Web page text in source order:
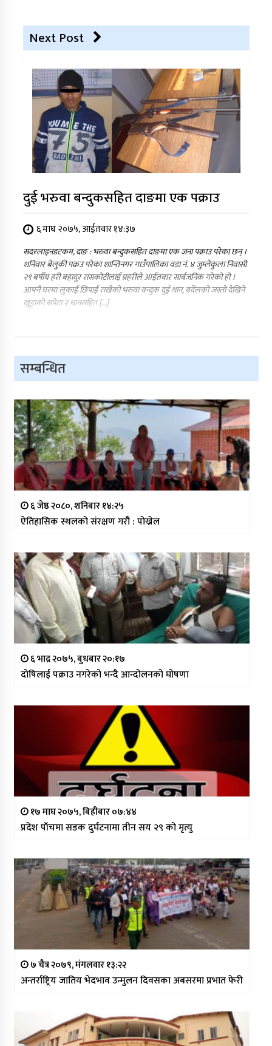
Next Post
दुई भरुवा बन्दुकसहित दाङमा एक पक्राउ
६ माघ २०७५, आईतवार १४:३७
सदरलाइनडटकम, दाङ : भरुवा बन्दुकसहित दाङमा एक जना पक्राउ परेका छन् ।
शनिवार बेलुकी पक्रउ परेका शान्तिनगर गाउँपालिका वडा नं. ४ जुम्लेकुला निवासी
२९ बर्षीय हरी बहादुर रासकोटीलाई प्रहरीले आईतवार सार्बजनिक गरेको हो ।
आफ्नै घरमा लुकाई छिपाई राखेको भरुवा वन्दुक दुई थान, बदेंलको जस्तो देखिने
खुट्टाको सपेटा २ थानसहित […]
सम्बन्धित
६ जेष्ठ २०८०, शनिबार १४:२५
ऐतिहासिक स्थलको संरक्षण गरौ : पोख्रेल
६ भाद्र २०७५, बुधबार २०:१७
दोषिलाई पक्राउ नगरेको भन्दै आन्दोलनको घोषणा
१७ माघ २०७५, बिहीबार ०७:४४
प्रदेश पाँचमा सडक दुर्घटनामा तीन सय २९ को मृत्यु
७ चैत्र २०७९, मंगलवार १३:२२
अन्तर्राष्ट्रिय जातिय भेदभाव उन्मुलन दिवसका अबसरमा प्रभात फेरी